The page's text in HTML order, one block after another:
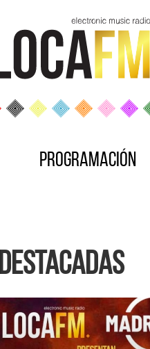
Programación